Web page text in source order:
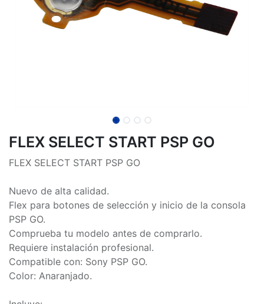
FLEX SELECT START PSP GO
FLEX SELECT START PSP GO
Nuevo de alta calidad.
Flex para botones de selección y inicio de la consola
PSP GO.
Comprueba tu modelo antes de comprarlo.
Requiere instalación profesional.
Compatible con: Sony PSP GO.
Color: Anaranjado.